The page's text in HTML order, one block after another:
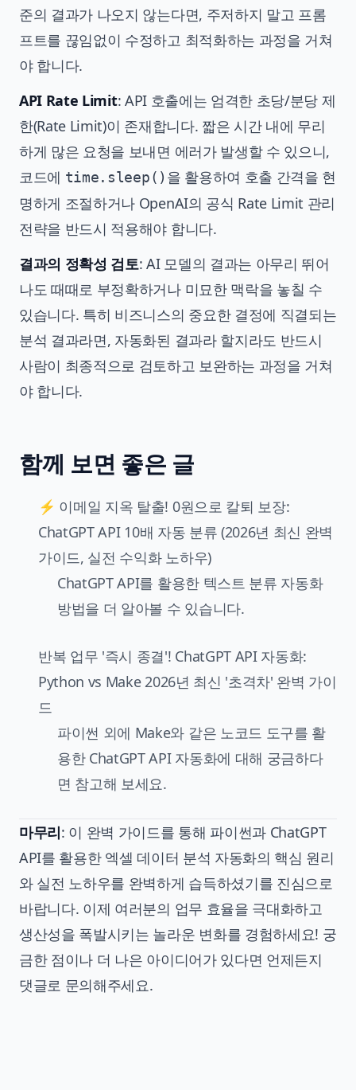
준의 결과가 나오지 않는다면, 주저하지 말고 프롬
프트를 끊임없이 수정하고 최적화하는 과정을 거쳐
야 합니다.
API Rate Limit: API 호출에는 엄격한 초당/분당 제
한(Rate Limit)이 존재합니다. 짧은 시간 내에 무리
하게 많은 요청을 보내면 에러가 발생할 수 있으니,
코드에 time.sleep() 을 활용하여 호출 간격을 현
명하게 조절하거나 OpenAI의 공식 Rate Limit 관리
전략을 반드시 적용해야 합니다.
결과의 정확성 검토: AI 모델의 결과는 아무리 뛰어
나도 때때로 부정확하거나 미묘한 맥락을 놓칠 수
있습니다. 특히 비즈니스의 중요한 결정에 직결되는
분석 결과라면, 자동화된 결과라 할지라도 반드시
사람이 최종적으로 검토하고 보완하는 과정을 거쳐
야 합니다.
함께 보면 좋은 글
⚡️ 이메일 지옥 탈출! 0원으로 칼퇴 보장:
ChatGPT API 10배 자동 분류 (2026년 최신 완벽
가이드, 실전 수익화 노하우)
ChatGPT API를 활용한 텍스트 분류 자동화
방법을 더 알아볼 수 있습니다.
반복 업무 '즉시 종결'! ChatGPT API 자동화:
Python vs Make 2026년 최신 '초격차' 완벽 가이
드
파이썬 외에 Make와 같은 노코드 도구를 활
용한 ChatGPT API 자동화에 대해 궁금하다
면 참고해 보세요.
마무리: 이 완벽 가이드를 통해 파이썬과 ChatGPT
API를 활용한 엑셀 데이터 분석 자동화의 핵심 원리
와 실전 노하우를 완벽하게 습득하셨기를 진심으로
바랍니다. 이제 여러분의 업무 효율을 극대화하고
생산성을 폭발시키는 놀라운 변화를 경험하세요! 궁
금한 점이나 더 나은 아이디어가 있다면 언제든지
댓글로 문의해주세요.